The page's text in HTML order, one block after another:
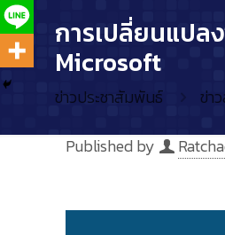
การเปลี่ยนแปล
Microsoft
ข่าวประชาสัมพันธ์ ข่า
Published by